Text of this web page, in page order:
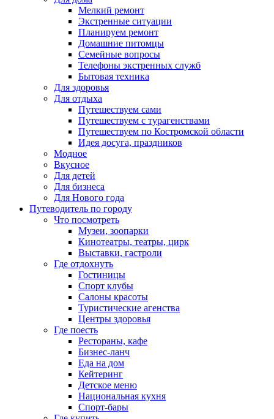
Мелкий ремонт
Экстренные ситуации
Планируем ремонт
Домашние питомцы
Семейные вопросы
Телефоны экстренных служб
Бытовая техника
Для здоровья
Для отдыха
Путешествуем сами
Путешествуем с турагенствами
Путешествуем по Костромской области
Идея досуга, праздников
Модное
Вкусное
Для детей
Для бизнеса
Для Нового года
Путеводитель по городу
Что посмотреть
Музеи, зоопарки
Кинотеатры, театры, цирк
Выставки, гастроли
Где отдохнуть
Гостиницы
Спорт клубы
Салоны красоты
Туристические агенства
Центры здоровья
Где поесть
Рестораны, кафе
Бизнес-ланч
Еда на дом
Кейтеринг
Детское меню
Национальная кухня
Спорт-бары